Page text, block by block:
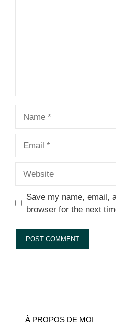
Save my name, email,
browser for the next
À PROPOS DE MOI